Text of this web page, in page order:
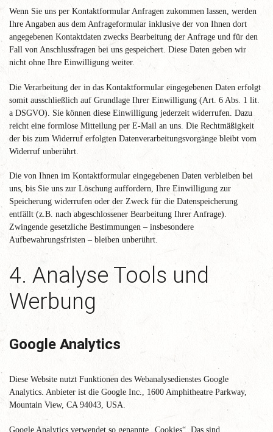
Wenn Sie uns per Kontaktformular Anfragen zukommen lassen, werden
Ihre Angaben aus dem Anfrageformular inklusive der von Ihnen dort
angegebenen Kontaktdaten zwecks Bearbeitung der Anfrage und für den
Fall von Anschlussfragen bei uns gespeichert. Diese Daten geben wir
nicht ohne Ihre Einwilligung weiter.
Die Verarbeitung der in das Kontaktformular eingegebenen Daten erfolgt
somit ausschließlich auf Grundlage Ihrer Einwilligung (Art. 6 Abs. 1 lit.
a DSGVO). Sie können diese Einwilligung jederzeit widerrufen. Dazu
reicht eine formlose Mitteilung per E-Mail an uns. Die Rechtmäßigkeit
der bis zum Widerruf erfolgten Datenverarbeitungsvorgänge bleibt vom
Widerruf unberührt.
Die von Ihnen im Kontaktformular eingegebenen Daten verbleiben bei
uns, bis Sie uns zur Löschung auffordern, Ihre Einwilligung zur
Speicherung widerrufen oder der Zweck für die Datenspeicherung
entfällt (z.B. nach abgeschlossener Bearbeitung Ihrer Anfrage).
Zwingende gesetzliche Bestimmungen – insbesondere
Aufbewahrungsfristen – bleiben unberührt.
4. Analyse Tools und
Werbung
Google Analytics
Diese Website nutzt Funktionen des Webanalysedienstes Google
Analytics. Anbieter ist die Google Inc., 1600 Amphitheatre Parkway,
Mountain View, CA 94043, USA.
Google Analytics verwendet so genannte „Cookies“. Das sind